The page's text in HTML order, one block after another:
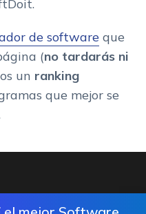
de software que
(no tardarás ni
un ranking
que mejor se